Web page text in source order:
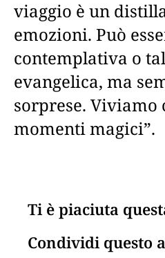
viaggio è un
emozioni. Può
contemplativa o
evangelica, ma
sorprese. Viviamo
momenti magici”.
Ti è piaciuta
Condividi questo